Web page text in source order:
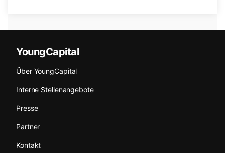
YoungCapital
Über YoungCapital
Interne Stellenangebote
Presse
Partner
Kontakt